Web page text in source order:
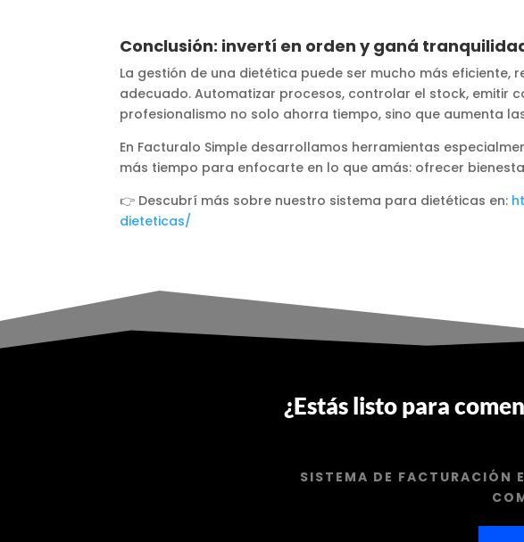
Conclusión: invertí en orden y ganá
La gestión de una dietética puede ser mucho más
adecuado. Automatizar procesos, controlar el stock, emitir
profesionalismo no solo ahorra tiempo, sino que aumenta
En Facturalo Simple desarrollamos herramientas
más tiempo para enfocarte en lo que amás: ofrecer
👉 Descubrí más sobre nuestro sistema para dietéticas en:
dieteticas/
¿Estás listo para
SISTEMA DE FACTURACIÓN